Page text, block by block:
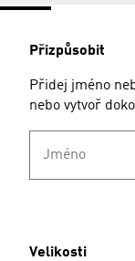
Přizpůsobit
Přidej jméno
nebo vytvoř
Jméno
Velikosti